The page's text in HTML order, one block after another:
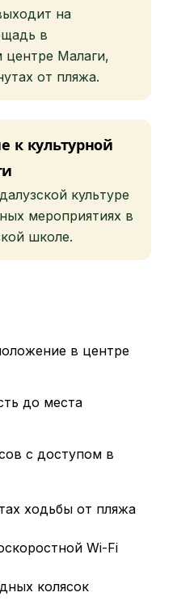
на
в
центре Малаги,
от пляжа.
к культурной
культуре
мероприятиях в
школе.
в центре
до места
с доступом в
ходьбы от пляжа
Wi-Fi
колясок